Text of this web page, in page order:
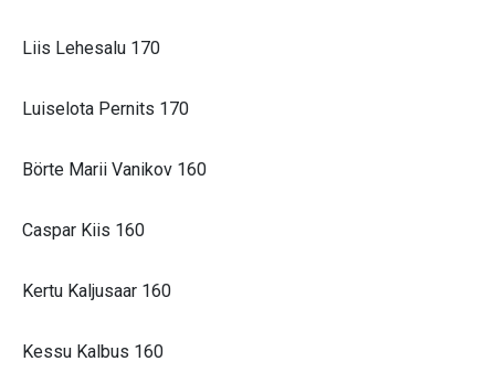
Liis Lehesalu 170
Luiselota Pernits 170
Börte Marii Vanikov 160
Caspar Kiis 160
Kertu Kaljusaar 160
Kessu Kalbus 160